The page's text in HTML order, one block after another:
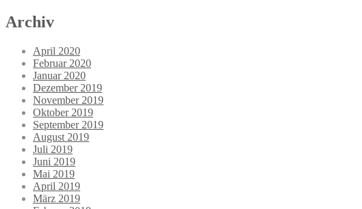
Archiv
April 2020
Februar 2020
Januar 2020
Dezember 2019
November 2019
Oktober 2019
September 2019
August 2019
Juli 2019
Juni 2019
Mai 2019
April 2019
März 2019